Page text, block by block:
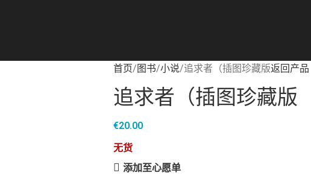
首页 图书 小说 追求者（插图珍藏版返回产品
追求者（插图珍藏版
€20.00
无货
添加至心愿单